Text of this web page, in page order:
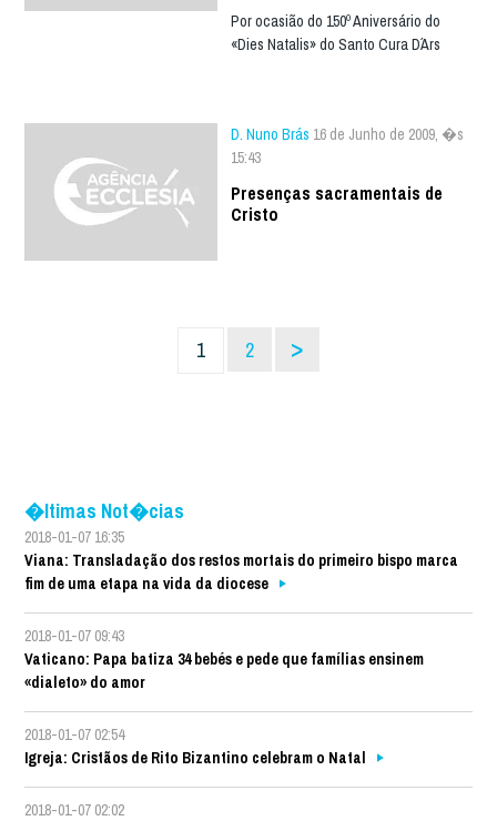
Por ocasião do 150º Aniversário do
«Dies Natalis» do Santo Cura D´Ars
D. Nuno Brás 16 de Junho de 2009, �s
15:43
Presenças sacramentais de
Cristo
1 2 >
�ltimas Not�cias
2018-01-07 16:35
Viana: Transladação dos restos mortais do primeiro bispo marca
fim de uma etapa na vida da diocese
2018-01-07 09:43
Vaticano: Papa batiza 34 bebés e pede que famílias ensinem
«dialeto» do amor
2018-01-07 02:54
Igreja: Cristãos de Rito Bizantino celebram o Natal
2018-01-07 02:02